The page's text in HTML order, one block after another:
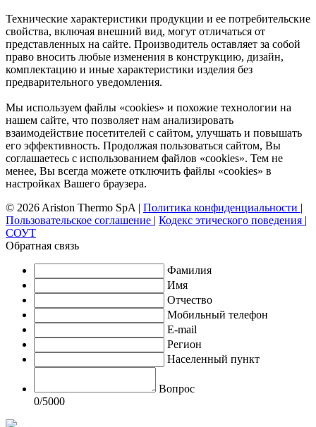
Технические характеристики продукции и ее потребительские
свойства, включая внешний вид, могут отличаться от
представленных на сайте. Производитель оставляет за собой
право вносить любые изменения в конструкцию, дизайн,
комплектацию и иные характеристики изделия без
предварительного уведомления.
Мы используем файлы «cookies» и похожие технологии на
нашем сайте, что позволяет нам анализировать
взаимодействие посетителей с сайтом, улучшать и повышать
его эффективность. Продолжая пользоваться сайтом, Вы
соглашаетесь с использованием файлов «cookies». Тем не
менее, Вы всегда можете отключить файлы «cookies» в
настройках Вашего браузера.
© 2026 Ariston Thermo SpA | Политика конфиденциальности |
Пользовательское соглашение | Кодекс этического поведения |
СОУТ
Обратная связь
Фамилия
Имя
Отчество
Мобильный телефон
E-mail
Регион
Населенный пункт
Вопрос
0/5000